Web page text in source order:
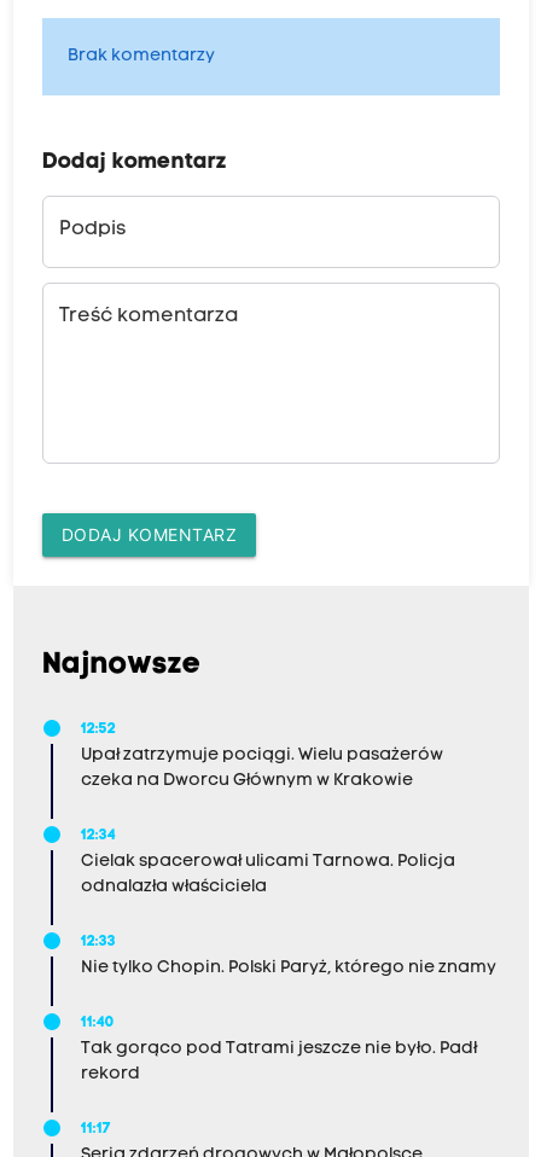
Brak komentarzy
Dodaj komentarz
Podpis
Treść komentarza
DODAJ KOMENTARZ
Najnowsze
12:52
Upał zatrzymuje pociągi. Wielu pasażerów
czeka na Dworcu Głównym w Krakowie
12:34
Cielak spacerował ulicami Tarnowa. Policja
odnalazła właściciela
12:33
Nie tylko Chopin. Polski Paryż, którego nie znamy
11:40
Tak gorąco pod Tatrami jeszcze nie było. Padł
rekord
11:17